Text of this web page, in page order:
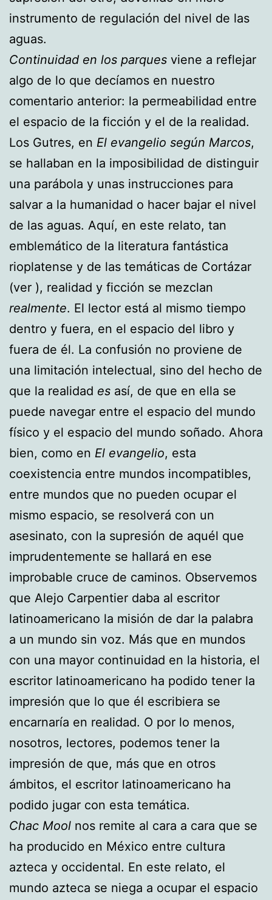
instrumento de regulación del nivel de las
aguas.
Continuidad en los parques viene a reflejar
algo de lo que decíamos en nuestro
comentario anterior: la permeabilidad entre
el espacio de la ficción y el de la realidad.
Los Gutres, en El evangelio según Marcos,
se hallaban en la imposibilidad de distinguir
una parábola y unas instrucciones para
salvar a la humanidad o hacer bajar el nivel
de las aguas. Aquí, en este relato, tan
emblemático de la literatura fantástica
rioplatense y de las temáticas de Cortázar
(ver ), realidad y ficción se mezclan
realmente. El lector está al mismo tiempo
dentro y fuera, en el espacio del libro y
fuera de él. La confusión no proviene de
una limitación intelectual, sino del hecho de
que la realidad es así, de que en ella se
puede navegar entre el espacio del mundo
físico y el espacio del mundo soñado. Ahora
bien, como en El evangelio, esta
coexistencia entre mundos incompatibles,
entre mundos que no pueden ocupar el
mismo espacio, se resolverá con un
asesinato, con la supresión de aquél que
imprudentemente se hallará en ese
improbable cruce de caminos. Observemos
que Alejo Carpentier daba al escritor
latinoamericano la misión de dar la palabra
a un mundo sin voz. Más que en mundos
con una mayor continuidad en la historia, el
escritor latinoamericano ha podido tener la
impresión que lo que él escribiera se
encarnaría en realidad. O por lo menos,
nosotros, lectores, podemos tener la
impresión de que, más que en otros
ámbitos, el escritor latinoamericano ha
podido jugar con esta temática.
Chac Mool nos remite al cara a cara que se
ha producido en México entre cultura
azteca y occidental. En este relato, el
mundo azteca se niega a ocupar el espacio